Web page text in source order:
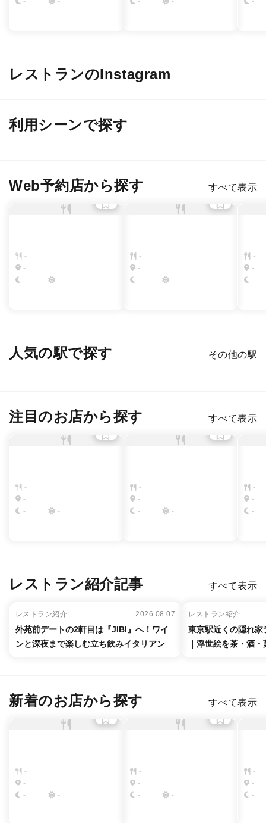
レストランのInstagram
@ bar36thirtysix @ yosizawaroppongi
利用シーンで探す
Web予約店から探す すべて表示
-
-
-
-
-
-
-
-
-
-
-
人気の駅で探す その他の駅
注目のお店から探す すべて表示
-
-
-
-
-
-
-
-
-
-
-
レストラン紹介記事 すべて表示
レストラン紹介 2026.08.07
外苑前デートの2軒目は『JIBI』へ！ワイ
ンと深夜まで楽しむ立ち飲みイタリアン
レストラン紹介
東京駅近くの隠れ
｜浮世絵を茶・酒
新着のお店から探す すべて表示
-
-
-
-
-
-
-
-
-
-
-